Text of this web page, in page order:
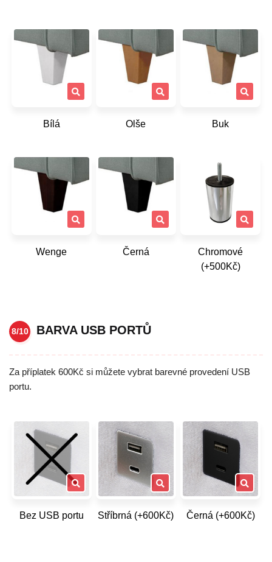
Bílá Olše Buk
Wenge Černá
Chromové
(+500Kč)
8/10 BARVA USB PORTŮ
Za příplatek 600Kč si můžete vybrat barevné provedení USB
portu.
Bez USB portu Stříbrná (+600Kč) Černá (+600Kč)